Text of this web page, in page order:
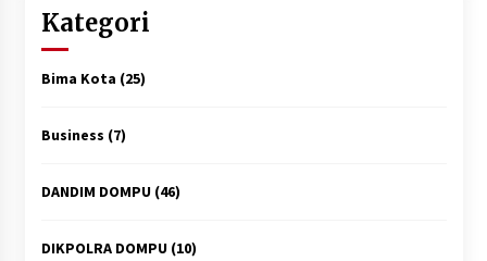
Kategori
Bima Kota (25)
Business (7)
DANDIM DOMPU(46)
DIKPOLRA DOMPU(10)